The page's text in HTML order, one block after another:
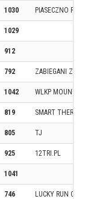
1030 PIASECZNO
1029
912
792 ZABIEGANI Z
1042 WLKP
819 SMART THERAPY
805 TJ
925 12TRI.PL
1041
746 LUCKY RUN